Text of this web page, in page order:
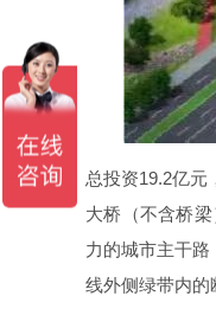
总投资19.2亿元
大桥（不含桥
力的城市主干路
线外侧绿带内的